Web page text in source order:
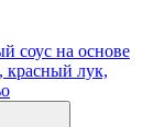
соус на основе
красный лук,